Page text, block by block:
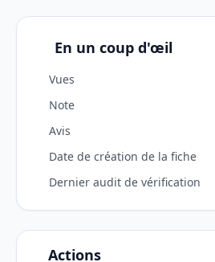
En un coup d'œil
Vues
Note
Avis
Date de création de la fiche
Dernier audit de vérification
Actions